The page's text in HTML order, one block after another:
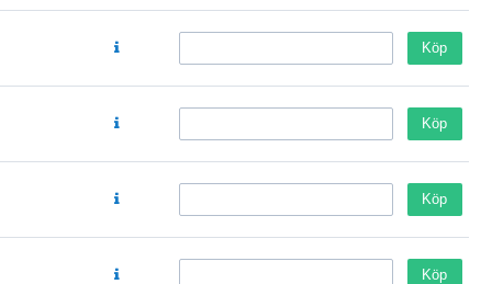
Köp
Köp
Köp
Köp